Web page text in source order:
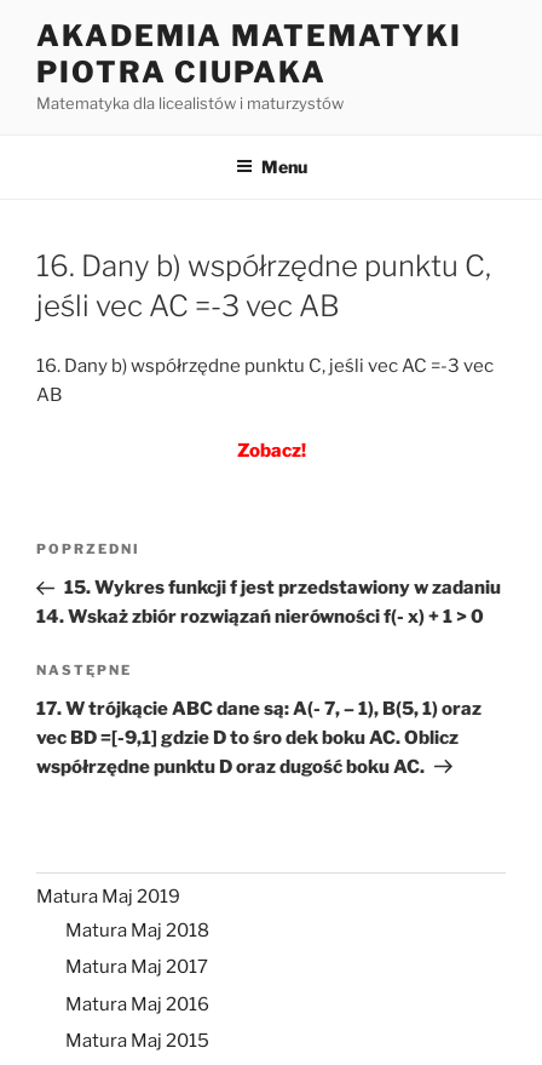
treści
AKADEMIA MATEMATYKI
PIOTRA CIUPAKA
Matematyka dla licealistów i maturzystów
Menu
16. Dany b) współrzędne punktu C,
jeśli vec AC =-3 vec AB
16. Dany b) współrzędne punktu C, jeśli vec AC =-3 vec
AB
Zobacz!
Nawigacja
Poprzedni
wpis
POPRZEDNI
15. Wykres funkcji f jest przedstawiony w zadaniu
14. Wskaż zbiór rozwiązań nierówności f(- x) + 1 > 0
Następny
wpis
NASTĘPNE
17. W trójkącie ABC dane są: A(- 7, – 1), B(5, 1) oraz
vec BD =[-9,1] gdzie D to śro dek boku AC. Oblicz
współrzędne punktu D oraz dugość boku AC.
Matura Maj 2019
Matura Maj 2018
Matura Maj 2017
Matura Maj 2016
Matura Maj 2015